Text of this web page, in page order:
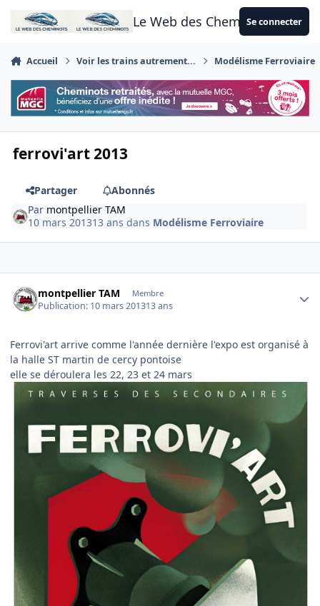
Aller au contenu
Le Web des CheminotsSe connecter
Accueil Voir les trains autrement... Modélisme Ferroviaire
ferrovi'art 2013
Partager
Abonnés
Par montpellier TAM
10 mars 201313 ans dans Modélisme Ferroviaire
montpellier TAM Membre
Publication: 10 mars 201313 ans
Ferrovi'art arrive comme l'année dernière l'expo est organisé à
la halle ST martin de cercy pontoise
elle se déroulera les 22, 23 et 24 mars